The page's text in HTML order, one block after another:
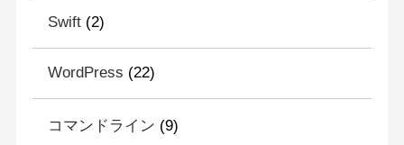
Swift(2)
WordPress (22)
コマンドライン (9)